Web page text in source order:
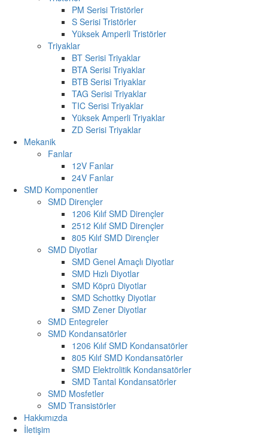
PM Serisi Tristörler
S Serisi Tristörler
Yüksek Amperli Tristörler
Triyaklar
BT Serisi Triyaklar
BTA Serisi Triyaklar
BTB Serisi Triyaklar
TAG Serisi Triyaklar
TIC Serisi Triyaklar
Yüksek Amperli Triyaklar
ZD Serisi Triyaklar
Mekanik
Fanlar
12V Fanlar
24V Fanlar
SMD Komponentler
SMD Dirençler
1206 Kılıf SMD Dirençler
2512 Kılıf SMD Dirençler
805 Kılıf SMD Dirençler
SMD Diyotlar
SMD Genel Amaçlı Diyotlar
SMD Hızlı Diyotlar
SMD Köprü Diyotlar
SMD Schottky Diyotlar
SMD Zener Diyotlar
SMD Entegreler
SMD Kondansatörler
1206 Kılıf SMD Kondansatörler
805 Kılıf SMD Kondansatörler
SMD Elektrolitik Kondansatörler
SMD Tantal Kondansatörler
SMD Mosfetler
SMD Transistörler
Hakkımızda
İletişim